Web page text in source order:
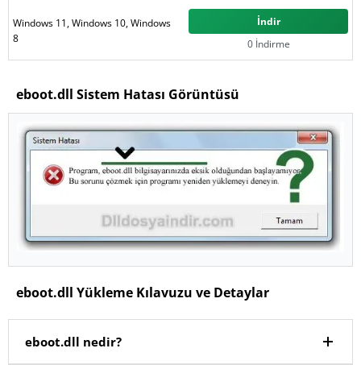
Windows 11, Windows 10, Windows
8
İndir
0 İndirme
eboot.dll Sistem Hatası Görüntüsü
eboot.dll Yükleme Kılavuzu ve Detaylar
eboot.dll nedir?